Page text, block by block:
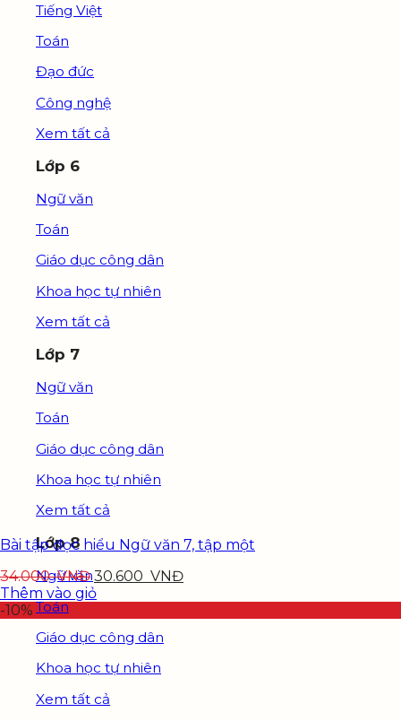
Tiếng Việt
Toán
Đạo đức
Công nghệ
Xem tất cả
Lớp 6
Ngữ văn
Toán
Giáo dục công dân
Khoa học tự nhiên
Xem tất cả
Lớp 7
Ngữ văn
Toán
Giáo dục công dân
Khoa học tự nhiên
Xem tất cả
Lớp 8
Ngữ văn
Toán
Giáo dục công dân
Khoa học tự nhiên
Xem tất cả
Bài tập đọc hiểu Ngữ văn 7, tập một
34.000VNĐ 30.600 VNĐ
Thêm vào giỏ
-10%